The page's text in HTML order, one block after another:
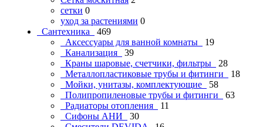
сетки 0
уход за растениями 0
Сантехника
469
Аксессуары для ванной комнаты
19
Канализация
39
Краны шаровые, счетчики, фильтры
28
Металлопластиковые трубы и фитинги
18
Мойки, унитазы, комплектующие
58
Полипропиленовые трубы и фитинги
63
Радиаторы отопления
11
Сифоны АНИ
30